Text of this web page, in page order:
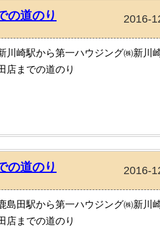
の道のり 2016-
川崎駅から第一ハウジング㈱新川
店までの道のり
の道のり 2016-
島田駅から第一ハウジング㈱新川
店までの道のり